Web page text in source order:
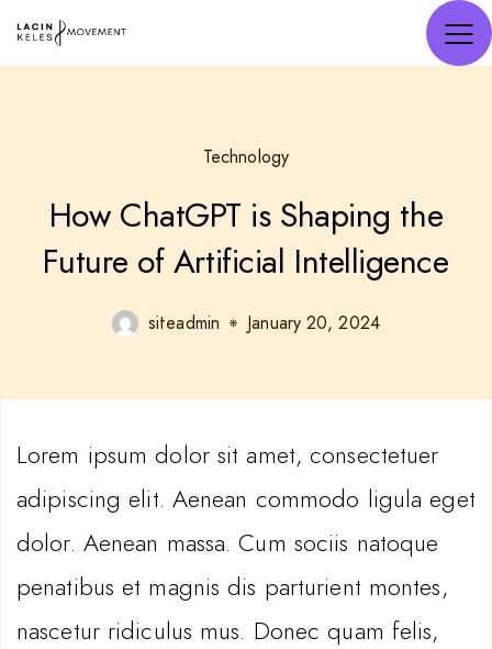
Technology
How ChatGPT is Shaping the
Future of Artificial Intelligence
siteadmin January 20, 2024
Lorem ipsum dolor sit amet, consectetuer
adipiscing elit. Aenean commodo ligula eget
dolor. Aenean massa. Cum sociis natoque
penatibus et magnis dis parturient montes,
nascetur ridiculus mus. Donec quam felis,